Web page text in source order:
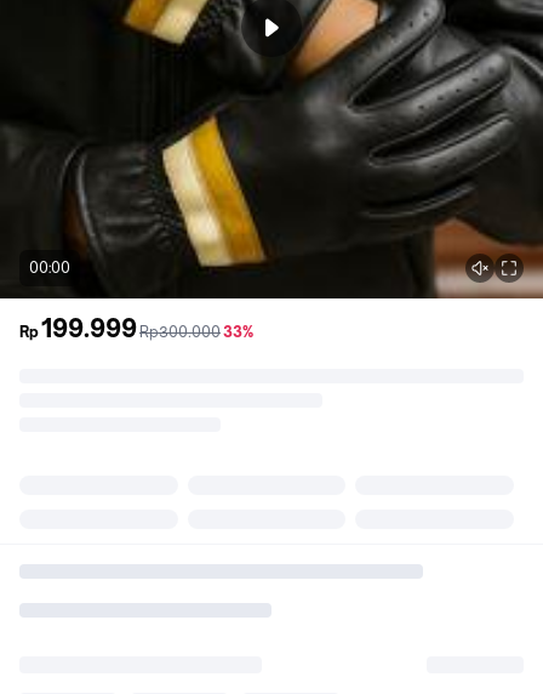
00:00
Rp199.999sebelum
Rp300.000diskon
33%